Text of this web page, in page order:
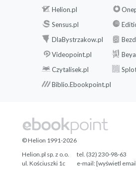
Helion.pl
Sensus.pl
DlaBystrzakow.pl
Videopoint.pl
Czytalisek.pl
Biblio.Ebookpoint.pl
© Helion 1991-2026
Helion.pl sp. z o.o.
ul. Kościuszki 1c
tel. (32) 230-98-63
e-mail:[wyświetl